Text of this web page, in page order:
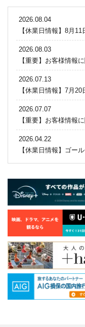
2026.08.04
【休業日情報】8月
2026.08.03
【重要】お客様情報
2026.07.13
【休業日情報】7月
2026.07.07
【重要】お客様情報
2026.04.22
【休業日情報】ゴー